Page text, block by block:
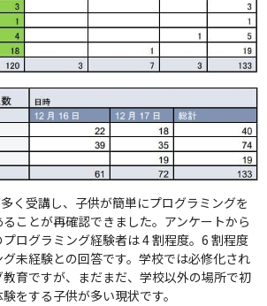
く受講し、子供が簡単にプログラミングを
ことが再確認できました。アンケートから
ログラミング経験者は 4 割程度。6 割程度
未経験との回答です。学校では必修化され
育ですが、まだまだ、学校以外の場所で初
をする子供が多い現状です。